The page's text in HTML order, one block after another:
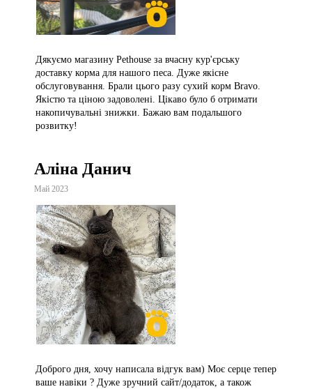
Дякуємо магазину Pethouse за вчасну кур'єрську
доставку корма для нашого песа. Дуже якісне
обслуговування. Брали цього разу сухий корм Bravo.
Якістю та ціною задоволені. Цікаво було б отримати
накопичувальні знижки. Бажаю вам подальшого
розвитку!
Аліна Данич
Май 2023
Доброго дня, хочу написала відгук вам) Моє серце тепер
ваше навіки ? Дуже зручний сайт/додаток, а також